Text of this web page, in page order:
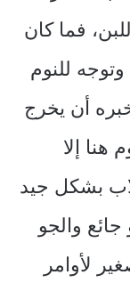
فما كان
وتوجه للنوم
أن يخرج
هنا إلا
بشكل جيد
والجو
لأوامر